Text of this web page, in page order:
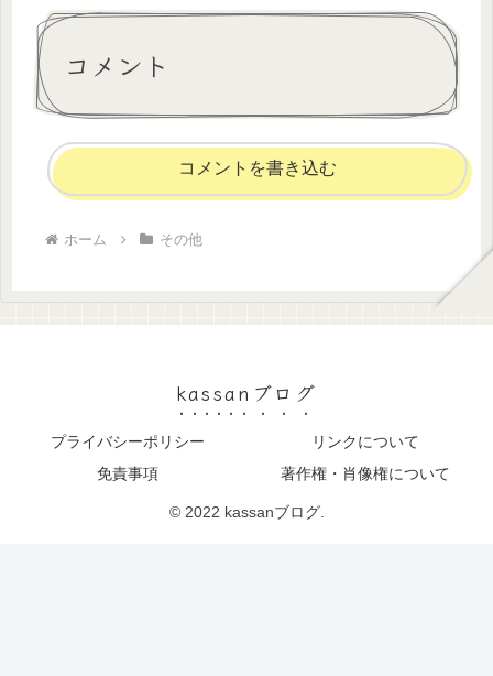
コメント
コメントを書き込む
ホーム その他
kassanブログ
プライバシーポリシー
リンクについて
免責事項
著作権・肖像権について
© 2022 kassanブログ.